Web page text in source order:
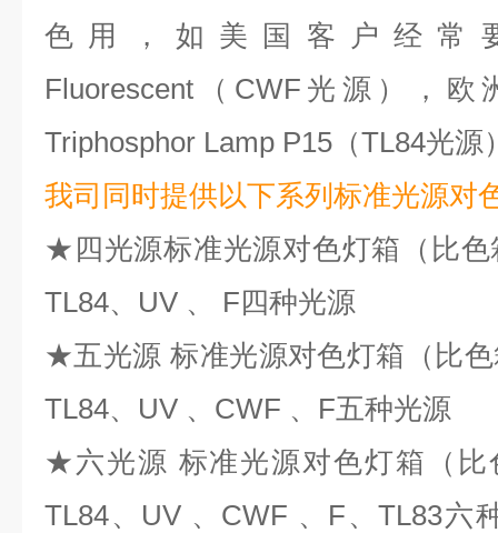
色用，如美国客户经常
Fluorescent（CWF光源），
Triphosphor Lamp P15（TL84光源
我司同时提供以下系列标准光源对
★四光源标准光源对色灯箱（比
TL84、UV 、 F四种光源
★五光源 标准光源对色灯箱（比
TL84、UV 、CWF 、F五种光源
★六光源 标准光源对色灯箱（比
TL84、UV 、CWF 、F、TL83